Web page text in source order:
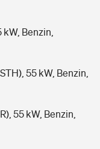
Benzin,
55 kW, Benzin,
55 kW, Benzin,